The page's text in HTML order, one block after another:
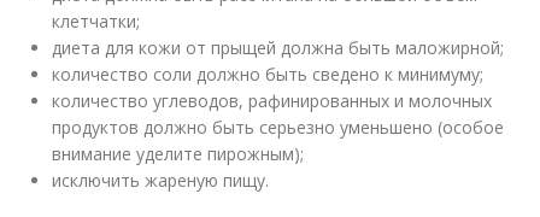
клетчатки;
диета для кожи от прыщей должна быть маложирной;
количество соли должно быть сведено к минимуму;
количество углеводов, рафинированных и молочных
продуктов должно быть серьезно уменьшено (особое
внимание уделите пирожным);
исключить жареную пищу.